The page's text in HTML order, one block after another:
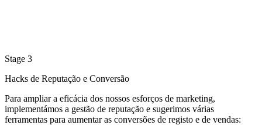
Stage 3
Hacks de Reputação e Conversão
Para ampliar a eficácia dos nossos esforços de marketing,
implementámos a gestão de reputação e sugerimos várias
ferramentas para aumentar as conversões de registo e de vendas: